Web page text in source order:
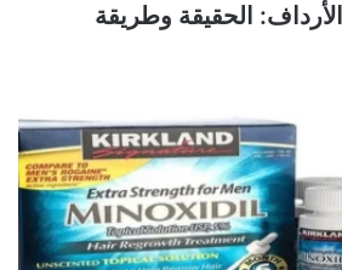
الأرداف: الحقيقة وطريقة